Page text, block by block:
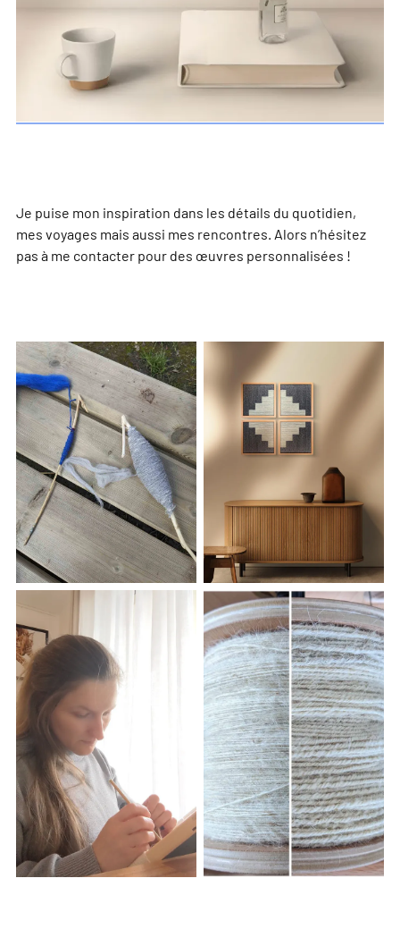
Je puise mon inspiration dans les détails du quotidien,
mes voyages mais aussi mes rencontres. Alors n’hésitez
pas à me contacter pour des œuvres personnalisées !